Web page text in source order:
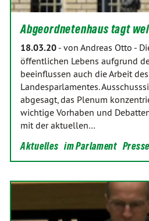
Abgeordnetenhaus tagt
18.03.20 - von Andreas Otto -
öffentlichen Lebens aufgrund
beeinflussen auch die Arbeit
Landesparlamentes.
abgesagt, das Plenum
wichtige Vorhaben und
mit der aktuellen…
Aktuelles im Parlament Presse